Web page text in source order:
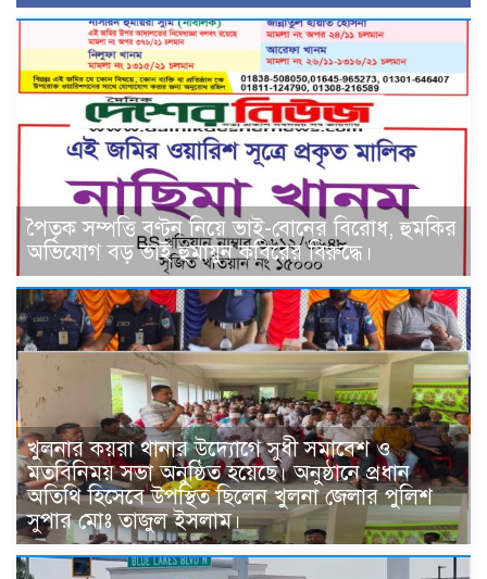
পৈতৃক সম্পত্তি বণ্টন নিয়ে ভাই-বোনের বিরোধ, হুমকির
অভিযোগ বড় ভাই হুমায়ুন কবিরের বিরুদ্ধে।
খুলনার কয়রা থানার উদ্যোগে সুধী সমাবেশ ও
মতবিনিময় সভা অনুষ্ঠিত হয়েছে। অনুষ্ঠানে প্রধান
অতিথি হিসেবে উপস্থিত ছিলেন খুলনা জেলার পুলিশ
সুপার মোঃ তাজুল ইসলাম।